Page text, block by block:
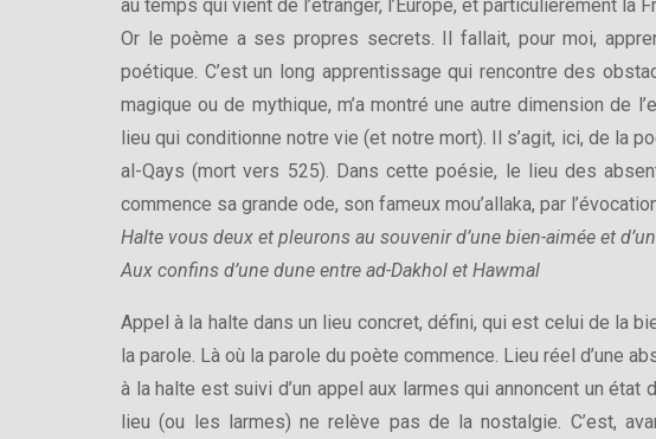
au temps qui vient de l’étranger, l’Europe, et particulièrement la
Or le poème a ses propres secrets. Il fallait, pour moi,
poétique. C’est un long apprentissage qui rencontre des
magique ou de mythique, m’a montré une autre dimension de
lieu qui conditionne notre vie (et notre mort). Il s’agit, ici, de la
al-Qays (mort vers 525). Dans cette poésie, le lieu des
commence sa grande ode, son fameux mou’allaka, par
Halte vous deux et pleurons au souvenir d’une bien-aimée et
Aux confins d’une dune entre ad-Dakhol et Hawmal
Appel à la halte dans un lieu concret, défini, qui est celui de la
la parole. Là où la parole du poète commence. Lieu réel d’une
à la halte est suivi d’un appel aux larmes qui annoncent un
lieu (ou les larmes) ne relève pas de la nostalgie. C’est,